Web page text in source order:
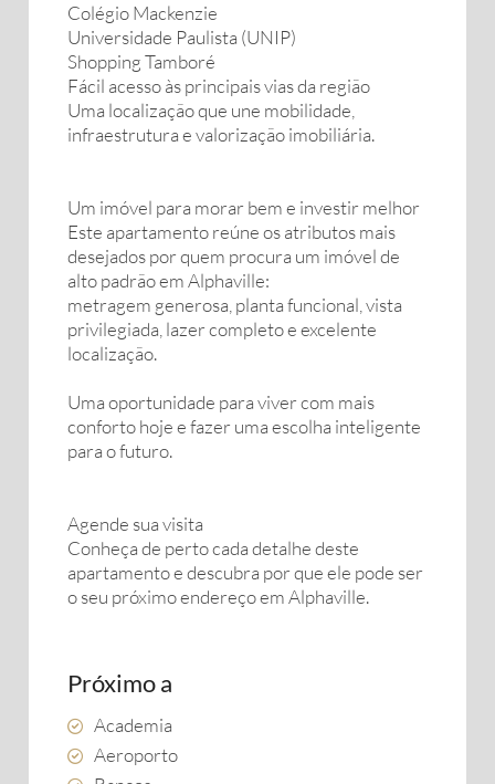
Colégio Mackenzie
Universidade Paulista (UNIP)
Shopping Tamboré
Fácil acesso às principais vias da região
Uma localização que une mobilidade,
infraestrutura e valorização imobiliária.
Um imóvel para morar bem e investir melhor
Este apartamento reúne os atributos mais
desejados por quem procura um imóvel de
alto padrão em Alphaville:
metragem generosa, planta funcional, vista
privilegiada, lazer completo e excelente
localização.
Uma oportunidade para viver com mais
conforto hoje e fazer uma escolha inteligente
para o futuro.
Agende sua visita
Conheça de perto cada detalhe deste
apartamento e descubra por que ele pode ser
o seu próximo endereço em Alphaville.
Próximo a
Academia
Aeroporto